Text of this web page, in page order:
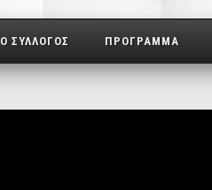
Ο ΣΥΛΛΟΓΟΣ ΠΡΟΓΡΑΜΜΑ